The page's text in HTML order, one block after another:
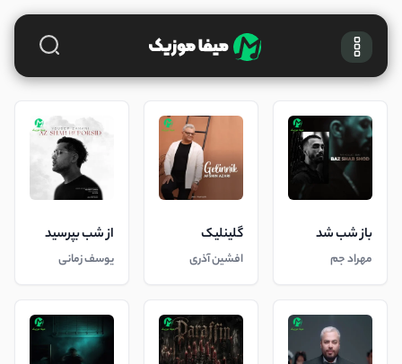
باز شب شد
مهراد جم
گلینلیک
افشین آذری
از شب بپرسید
یوسف زمانی